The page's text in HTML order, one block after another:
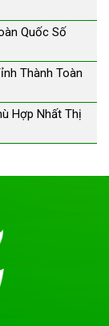
Quốc Số
Thành Toàn
Hợp Nhất Thị